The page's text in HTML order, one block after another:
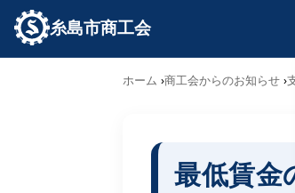
糸島市商工会
ホーム 商工会からのお知らせ
最低賃金